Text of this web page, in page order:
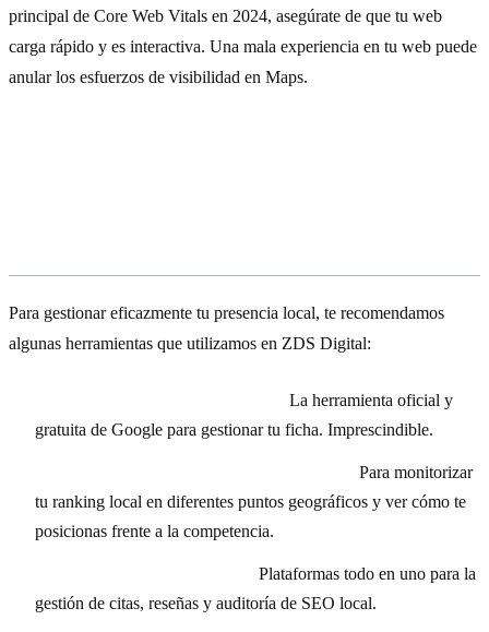
principal de Core Web Vitals en 2024, asegúrate de que tu web
carga rápido y es interactiva. Una mala experiencia en tu web puede
anular los esfuerzos de visibilidad en Maps.
Para gestionar eficazmente tu presencia local, te recomendamos
algunas herramientas que utilizamos en ZDS Digital:
La herramienta oficial y
gratuita de Google para gestionar tu ficha. Imprescindible.
Para monitorizar
tu ranking local en diferentes puntos geográficos y ver cómo te
posicionas frente a la competencia.
Plataformas todo en uno para la
gestión de citas, reseñas y auditoría de SEO local.